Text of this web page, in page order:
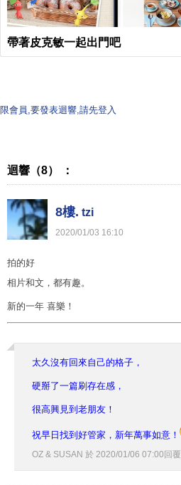
帶著皮克敏一起出門吧
限會員,要發表迴響,請先登入
迴響（8） ：
8樓. tzi
2020/01/03 16:10
拍的好
相片和文，都有趣。
新的一年 喜樂！
太久沒有回來自己的格子，
硬掰了一篇刷存在感，
很高興見到老朋友！
祝早日找到好管家，新年萬事如意！
OZ & SUSAN 於 2020/01/06 07:00 回覆